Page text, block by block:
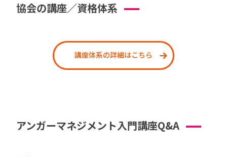
協会の講座／資格体系
講座体系の詳細はこちら
アンガーマネジメント入門講座Q&A